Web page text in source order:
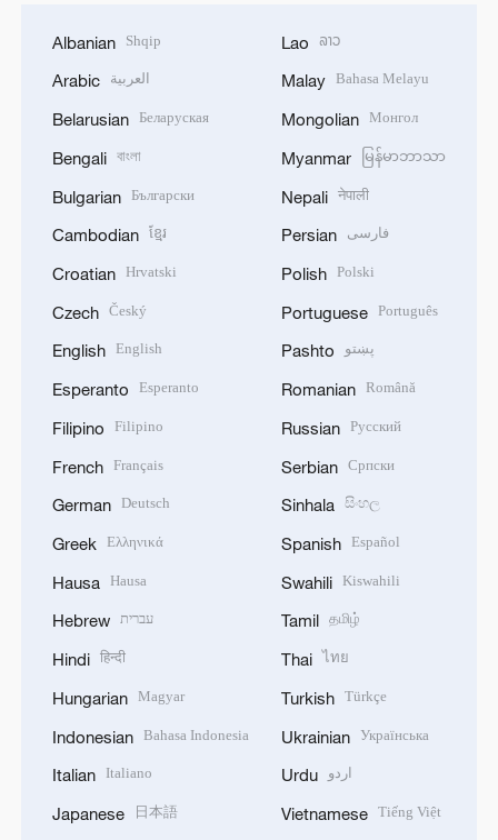
Albanian Shqip
Arabic العربية
Belarusian Беларуская
Bengali বাংলা
Bulgarian Български
Cambodian ខ្មែរ
Croatian Hrvatski
Czech Český
English English
Esperanto Esperanto
Filipino Filipino
French Français
German Deutsch
Greek Ελληνικά
Hausa Hausa
Hebrew עברית
Hindi हिन्दी
Hungarian Magyar
Indonesian Bahasa Indonesia
Italian Italiano
Japanese
日本語
Lao ລາວ
Malay Bahasa Melayu
Mongolian Монгол
Myanmar မြန်မာဘာသာ
Nepali नेपाली
Persian فارسی
Polish Polski
Portuguese Português
Pashto پښتو
Romanian Română
Russian Русский
Serbian Српски
Sinhala සිංහල
Spanish Español
Swahili Kiswahili
Tamil தமிழ்
Thai ไทย
Turkish Türkçe
Ukrainian Українська
Urdu اردو
Vietnamese Tiếng Việt